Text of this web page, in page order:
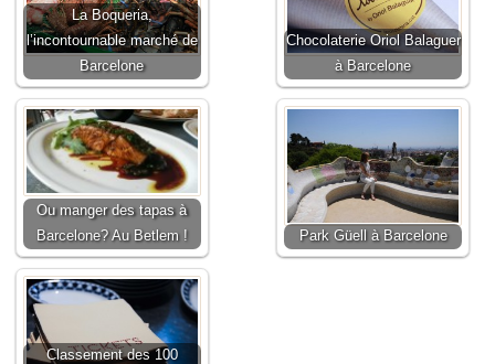
La Boqueria,
l’incontournable marché de
Barcelone
Chocolaterie Oriol Balaguer
à Barcelone
Ou manger des tapas à
Barcelone? Au Betlem !
Park Güell à Barcelone
Classement des 100